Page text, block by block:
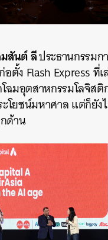
สันต์ ลีประธานกรรม
ตั้ง Flash Express ที่
ฉมอุตสาหกรรมโลจิสติ
โยชน์มหาศาล แต่ก็ยัง
ด้าน